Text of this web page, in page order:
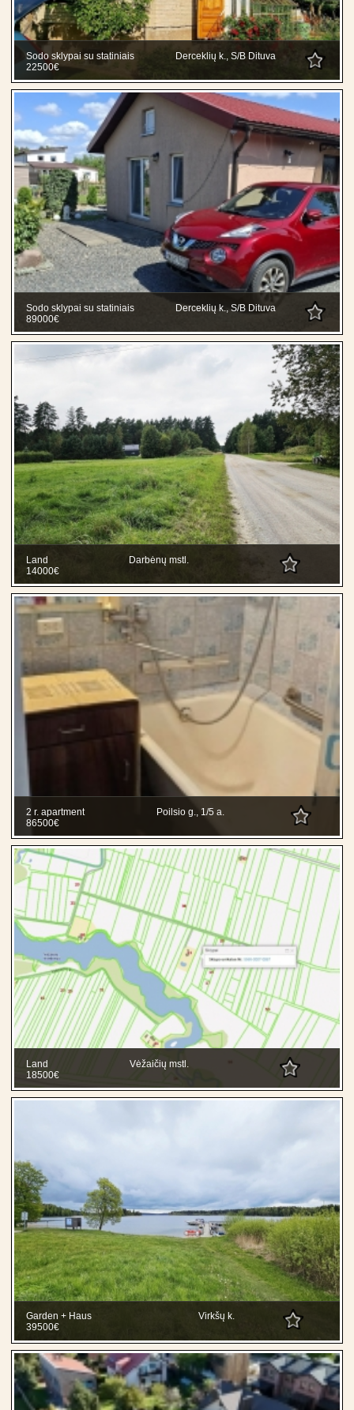
Sodo sklypai su statiniais
Derceklių k., S/B Dituva
22500€
Sodo sklypai su statiniais
Derceklių k., S/B Dituva
89000€
Land
Darbėnų mstl.
14000€
2 r. apartment
Poilsio g., 1/5 a.
86500€
Land
Vėžaičių mstl.
18500€
Garden + Haus
Virkšų k.
39500€